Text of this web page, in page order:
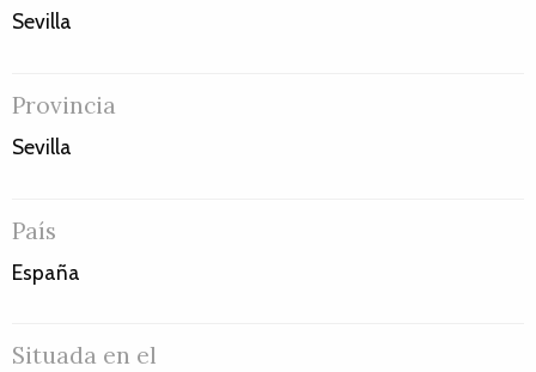
Sevilla
Provincia
Sevilla
País
España
Situada en el